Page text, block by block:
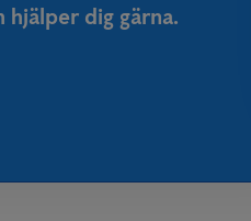
dig gärna.